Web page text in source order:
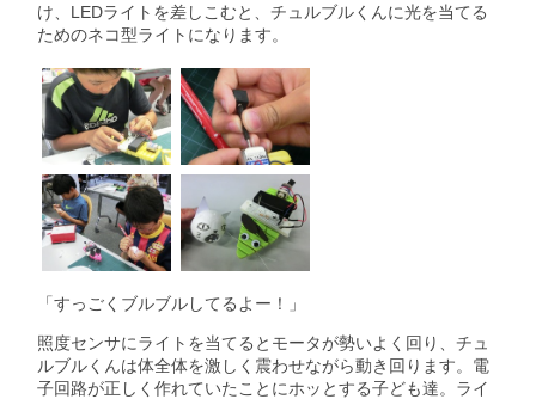
け、LEDライトを差しこむと、チュルブルくんに光を当てる
ためのネコ型ライトになります。
「すっごくブルブルしてるよー！」
照度センサにライトを当てるとモータが勢いよく回り、チュ
ルブルくんは体全体を激しく震わせながら動き回ります。電
子回路が正しく作れていたことにホッとする子ども達。ライ